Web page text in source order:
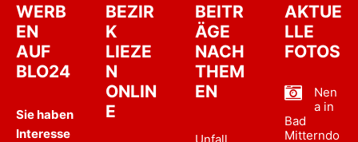
WERB
EN
AUF
BLO24
Sie haben
Interesse
BEZIR
K
LIEZE
N
ONLIN
E
BEITR
ÄGE
NACH
THEM
EN
AKTUE
LLE
FOTOS
Nen
a in
Bad
Mitterndo